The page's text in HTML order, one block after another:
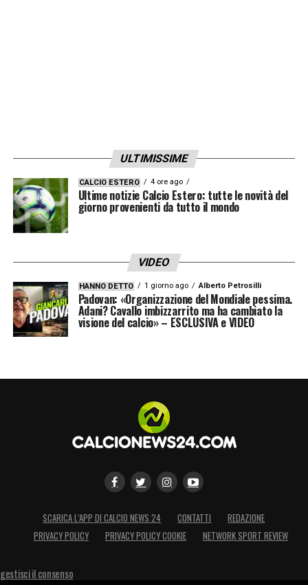
ULTIMISSIME
CALCIO ESTERO 4 ore ago
Ultime notizie Calcio Estero: tutte le novità del
giorno provenienti da tutto il mondo
VIDEO
HANNO DETTO 1 giorno ago Alberto Petrosilli
Padovan: «Organizzazione del Mondiale pessima.
Adani? Cavallo imbizzarrito ma ha cambiato la
visione del calcio» – ESCLUSIVA e VIDEO
SCARICA L’APP DI CALCIO NEWS 24 CONTATTI
REDAZIONE
PRIVACY POLICY
PRIVACY POLICY COOKIE NETWORK SPORT REVIEW
gestisci il consenso